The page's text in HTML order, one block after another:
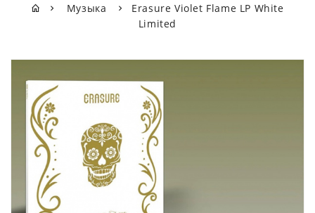
Музыка
Erasure Violet Flame LP White
Limited